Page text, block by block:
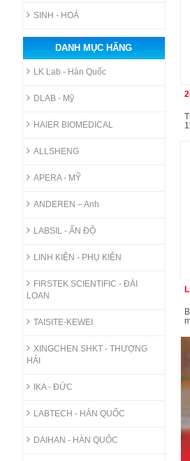
SINH - HOÁ
DANH MỤC HÃNG
LK Lab - Hàn Quốc
DLAB - Mỹ
HAIER BIOMEDICAL
ALLSHENG
APERA - MỸ
ANDEREN – Anh
LABSIL - ẤN ĐỘ
LINH KIỆN - PHỤ KIỆN
FIRSTEK SCIENTIFIC - ĐÀI
LOAN
TAISITE-KEWEI
XINGCHEN SHKT - THƯỢNG
HẢI
IKA - ĐỨC
LABTECH - HÀN QUỐC
DAIHAN - HÀN QUỐC
thiết bị lấy mẫu nước phương ngang wildco
bình định mức thủy tinh trắng, nút nhựa pe